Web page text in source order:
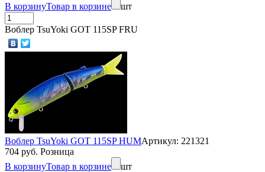
В корзинуТовар в корзине шт
Воблер TsuYoki GOT 115SP FRU
Воблер TsuYoki GOT 115SP HUMАртикул: 221321
704 руб. Розница
В корзинуТовар в корзине шт